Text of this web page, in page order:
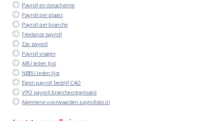
Payroll en detachering
Payroll per plaats
Payroll per branche
Freelance payroll
Zzp payroll
Payroll vragen
ABU leden lijst
NBBU leden lijst
Eigen payroll bedrijf CAO
VPO payroll brancheorganisatie
Algemene voorwaarden payrollsite.nl